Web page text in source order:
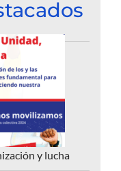
y lucha